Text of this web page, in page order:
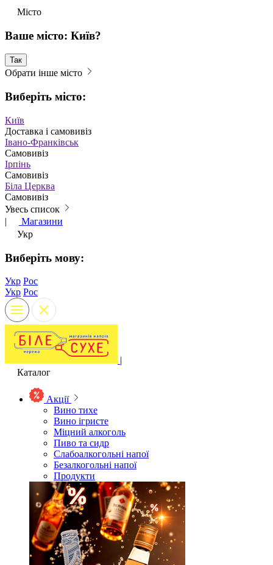
Місто
Ваше місто: Київ?
Так
Обрати інше місто
Виберіть місто:
Київ
Доставка і самовивіз
Івано-Франківськ
Самовивіз
Ірпінь
Самовивіз
Біла Церква
Самовивіз
Увесь список
|
Магазини
Укр
Виберіть мову:
Укр Рос
Укр Рос
|
Каталог
Акції
Вино тихе
Вино ігристе
Міцний алкоголь
Пиво та сидр
Слабоалкогольні напої
Безалкогольні напої
Продукти